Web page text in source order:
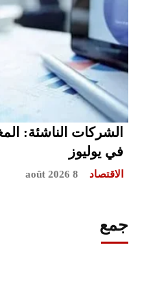
الشركات الناشئة:
في يوليوز
الاقتصاد 8 août 2026
جمع